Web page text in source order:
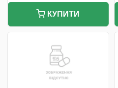
КУПИТИ